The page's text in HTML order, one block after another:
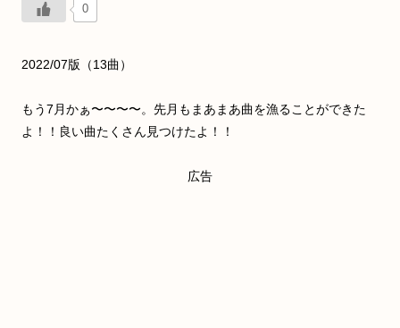
0
2022/07版（13曲）
もう7月かぁ〜〜〜〜。先月もまあまあ曲を漁ることができた
よ！！良い曲たくさん見つけたよ！！
広告